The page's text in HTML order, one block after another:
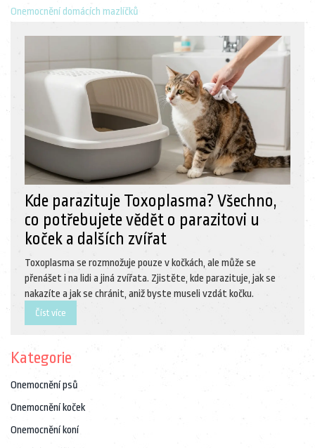
Onemocnění domácích mazlíčků
Kde parazituje Toxoplasma? Všechno,
co potřebujete vědět o parazitovi u
koček a dalších zvířat
Toxoplasma se rozmnožuje pouze v kočkách, ale může se
přenášet i na lidi a jiná zvířata. Zjistěte, kde parazituje, jak se
nakazíte a jak se chránit, aniž byste museli vzdát kočku.
Číst více
Kategorie
Onemocnění psů
Onemocnění koček
Onemocnění koní